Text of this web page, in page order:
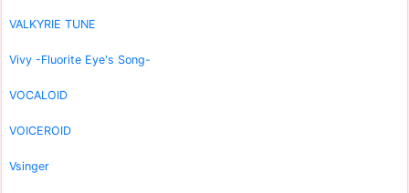
VALKYRIE TUNE
Vivy -Fluorite Eye's Song-
VOCALOID
VOICEROID
Vsinger